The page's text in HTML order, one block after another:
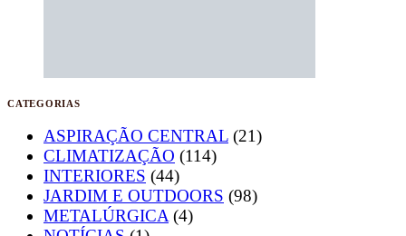
CATEGORIAS
ASPIRAÇÃO CENTRAL (21)
CLIMATIZAÇÃO (114)
INTERIORES (44)
JARDIM E OUTDOORS (98)
METALÚRGICA (4)